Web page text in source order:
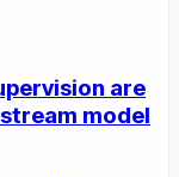
are
model